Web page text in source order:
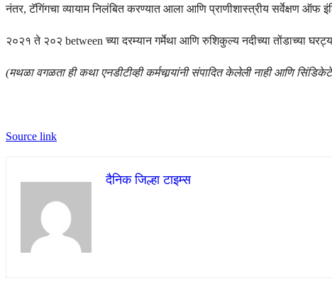
नंतर, टॅगिंगचा व्यायाम निलंबित करण्यात आला आणि प्राणीशास्त्रीय सर्वेक्षण ऑफ
२०२१ ते २०२ between च्या दरम्यान गर्मेथा आणि रुशिकुल्य नदीच्या तोंडाच्या
(मथळा वगळता ही कथा एनडीटीव्ही कर्मचार्‍यांनी संपादित केलेली नाही आणि
Source link
दैनिक जिल्हा टाइम्स